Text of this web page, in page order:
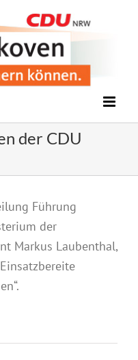
der CDU
Führung
der
Markus Laubenthal,